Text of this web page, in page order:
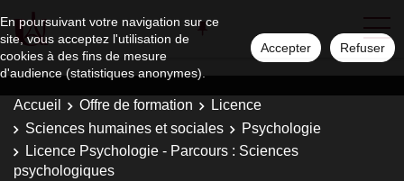
En poursuivant votre navigation sur ce
site, vous acceptez l'utilisation de
cookies à des fins de mesure
d'audience (statistiques anonymes).
Accepter Refuser
Accueil Offre de formation
Licence
Sciences humaines et sociales
Psychologie
Licence Psychologie - Parcours : Sciences
psychologiques